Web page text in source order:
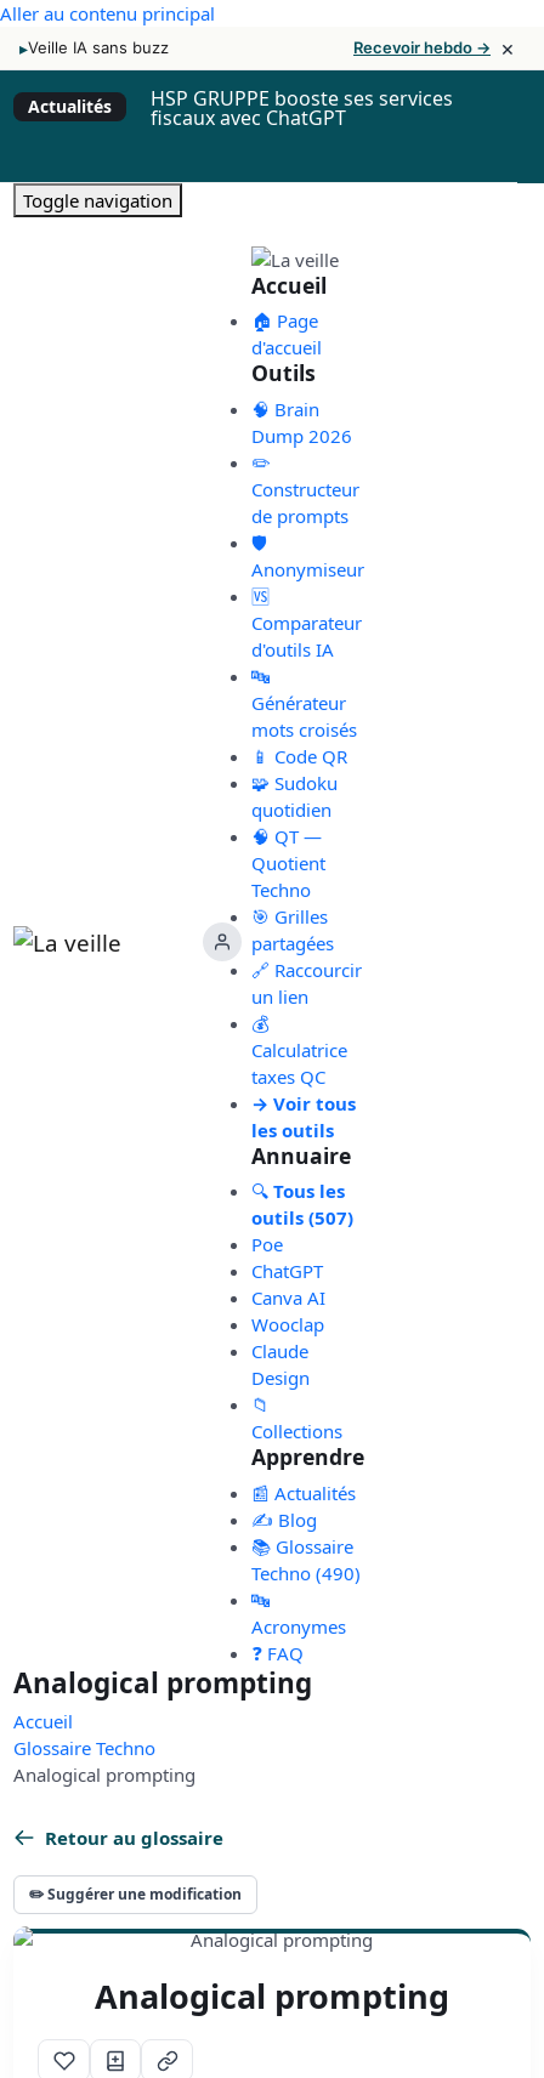
Aller au contenu principal
▸Veille IA sans buzz Recevoir hebdo → ×
Actualités HSP GRUPPE booste ses services
fiscaux avec ChatGPT
Toggle navigation
Accueil
🏠 Page
d'accueil
Outils
🧠 Brain
Dump 2026
✏️
Constructeur
de prompts
🛡️
Anonymiseur
🆚
Comparateur
d'outils IA
🔤
Générateur
mots croisés
📱 Code QR
🧩 Sudoku
quotidien
🧠 QT —
Quotient
Techno
🎯 Grilles
partagées
🔗 Raccourcir
un lien
💰
Calculatrice
taxes QC
→ Voir tous
les outils
Annuaire
🔍 Tous les
outils (507)
Poe
ChatGPT
Canva AI
Wooclap
Claude
Design
📁
Collections
Apprendre
📰 Actualités
✍️ Blog
📚 Glossaire
Techno (490)
🔤
Acronymes
❓ FAQ
Analogical prompting
Accueil
Glossaire Techno
Analogical prompting
Retour au glossaire
✏️ Suggérer une modification
Analogical prompting